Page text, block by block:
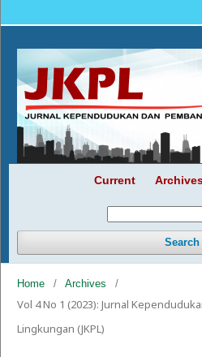
Current
Search
Home / Archives /
Vol 4 No 1 (2023): Jurnal
Lingkungan (JKPL)